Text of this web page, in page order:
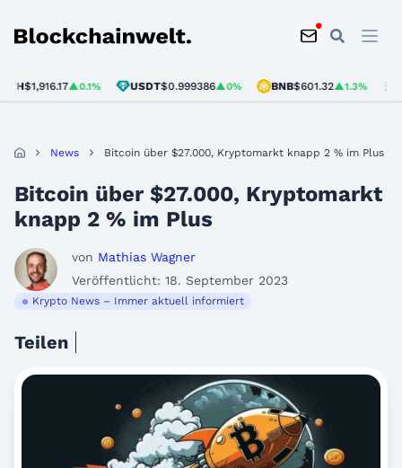
Blockchainwelt
$1,916.17▲0.1% USDT$0.999386▲0% BNB$601.32▲1.3% SOL
News Bitcoin über $27.000, Kryptomarkt knapp 2 % im Plus
Bitcoin über $27.000, Kryptomarkt
knapp 2 % im Plus
von Mathias Wagner
Veröffentlicht: 18. September 2023
Krypto News – Immer aktuell informiert
Teilen